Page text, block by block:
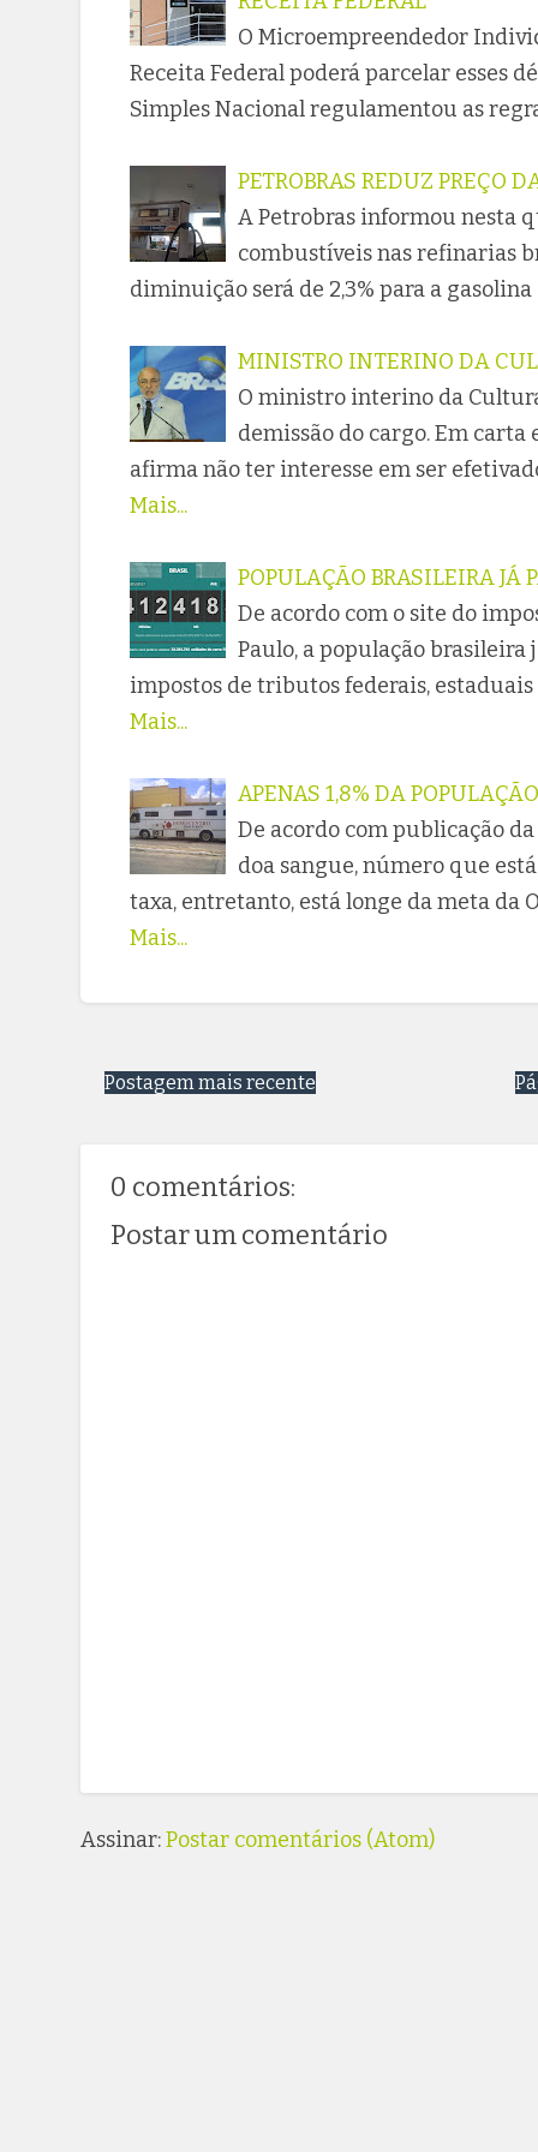
O Microempreendedor
Receita Federal poderá parcelar esses
Simples Nacional regulamentou as
PETROBRAS REDUZ PREÇO
A Petrobras informou nesta
combustíveis nas refinarias
diminuição será de 2,3% para a
MINISTRO INTERINO DA
O ministro interino da
demissão do cargo. Em
afirma não ter interesse em ser
Mais...
POPULAÇÃO BRASILEIRA JÁ
De acordo com o site do
Paulo, a população brasileira
impostos de tributos federais,
Mais...
APENAS 1,8% DA
De acordo com publicação
doa sangue, número que
taxa, entretanto, está longe da meta da
Mais...
Postagem mais recente
0 comentários:
Postar um comentário
Assinar:Postar comentários (Atom)